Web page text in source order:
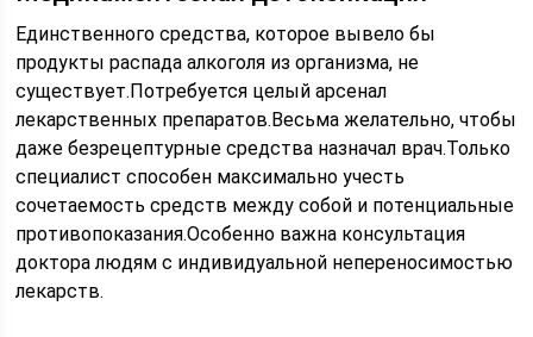
Единственного средства, которое вывело бы
продукты распада алкоголя из организма, не
существует.Потребуется целый арсенал
лекарственных препаратов.Весьма желательно, чтобы
даже безрецептурные средства назначал врач.Только
специалист способен максимально учесть
сочетаемость средств между собой и потенциальные
противопоказания.Особенно важна консультация
доктора людям с индивидуальной непереносимостью
лекарств.